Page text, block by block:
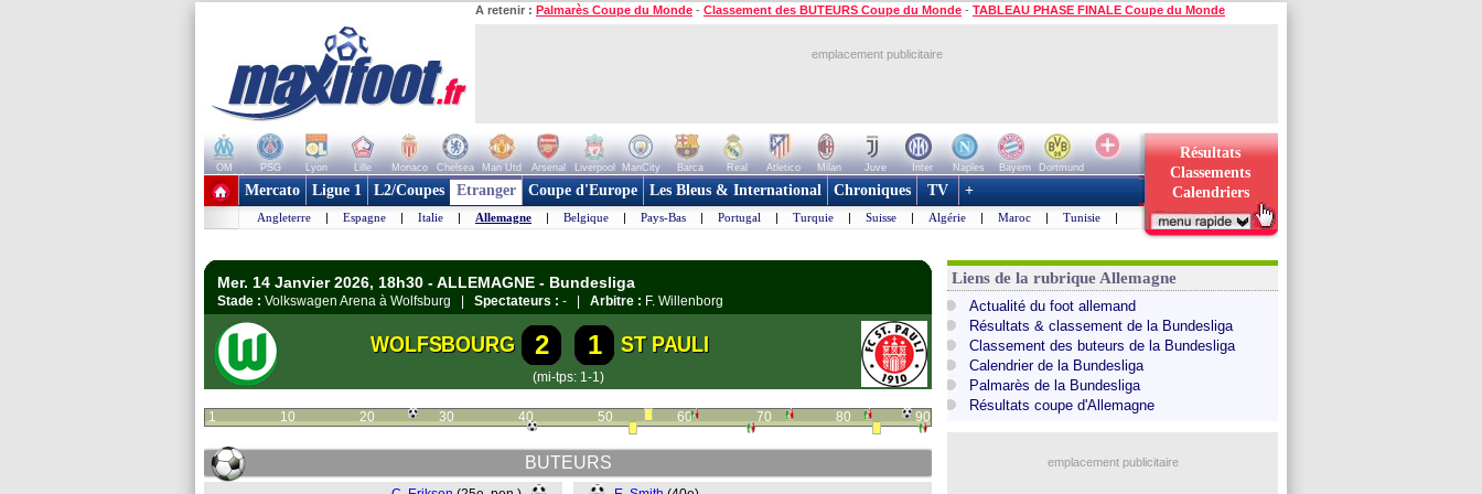
A retenir : Palmarès Coupe du Monde - Classement des BUTEURS Coupe du Monde - TABLEAU PHASE FINALE Coupe du Monde
emplacement publicitaire
OM PSG Lyon Lille Monaco Chelsea Man Utd Arsenal Liverpool ManCity Barca Real Atletico Milan Juve Inter Naples Bayern
Dortmund
+ de clubs
Résultats
Classements
Calendriers
Mercato Ligue 1 L2/Coupes Etranger Coupe d'Europe Les Bleus & International Chroniques TV +
Angleterre | Espagne | Italie | Allemagne | Belgique | Pays-Bas | Portugal | Turquie | Suisse | Algérie | Maroc | Tunisie |
Mer. 14 Janvier 2026, 18h30 - ALLEMAGNE - Bundesliga
Stade : Volkswagen Arena à Wolfsburg | Spectateurs : - | Arbitre : F. Willenborg
WOLFSBOURG 2 1 ST PAULI
(mi-tps: 1-1)
1 10 20 30 40 50 60 70 80 90
BUTEURS
Liens de la rubrique Allemagne
Actualité du foot allemand
Résultats & classement de la Bundesliga
Classement des buteurs de la Bundesliga
Calendrier de la Bundesliga
Palmarès de la Bundesliga
Résultats coupe d'Allemagne
emplacement publicitaire